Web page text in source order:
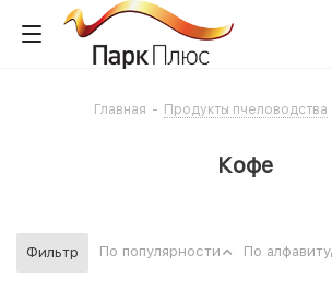
Главная - Продукты пчеловодства
Кофе
Фильтр По популярности По алфавиту